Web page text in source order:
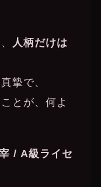
人柄だけは
摯で、
とが、何よ
/ A級ライセ